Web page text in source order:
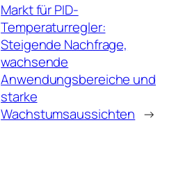
Markt für PID-
Temperaturregler:
Steigende Nachfrage,
wachsende
Anwendungsbereiche und
starke
Wachstumsaussichten →